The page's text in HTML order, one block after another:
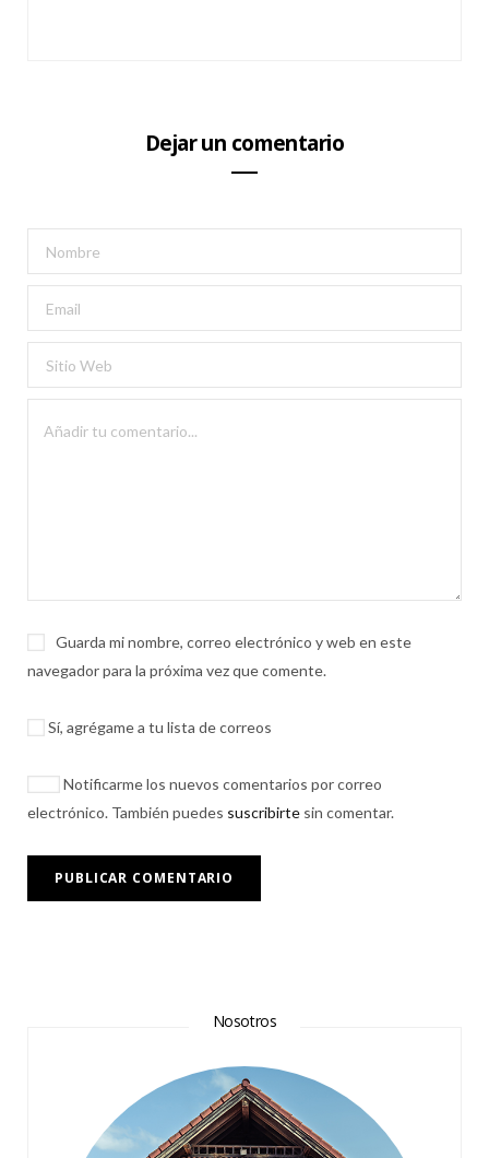
Dejar un comentario
Guarda mi nombre, correo electrónico y web en este
navegador para la próxima vez que comente.
Sí, agrégame a tu lista de correos
Notificarme los nuevos comentarios por correo
electrónico. También puedes suscribirte sin comentar.
Nosotros